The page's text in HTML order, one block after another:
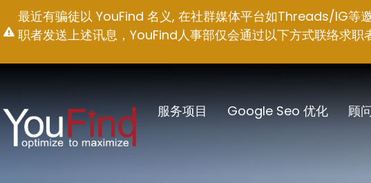
至
容
最近有骗徒以 YouFind 名义, 在社群媒体平台如Threads/IG等
职者发送上述讯息，YouFind人事部仅会通过以下方式联络求
服务项目 Google Seo 优化 顾